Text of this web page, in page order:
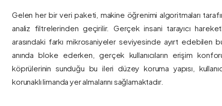
Gelen her bir veri paketi, makine öğrenimi algoritmaları
analiz filtrelerinden geçirilir. Gerçek insani tarayıcı
arasındaki farkı mikrosaniyeler seviyesinde ayırt edebilen
anında bloke ederken, gerçek kullanıcıların erişim
köprülerinin sunduğu bu ileri düzey koruma yapısı,
korunaklı limanda yer almalarını sağlamaktadır.